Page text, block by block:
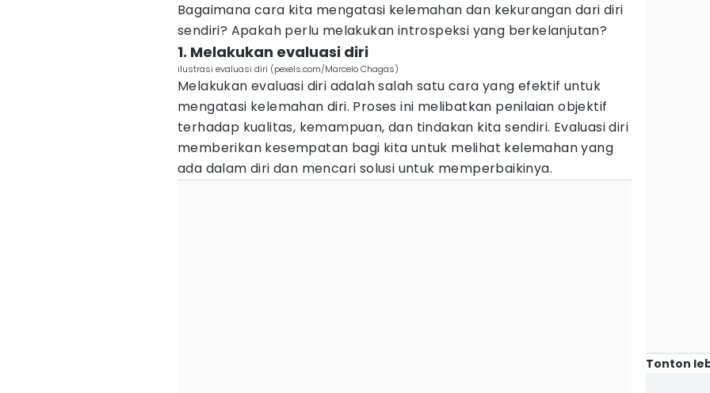
Bagaimana cara kita mengatasi kelemahan dan kekurangan dari diri
sendiri? Apakah perlu melakukan introspeksi yang berkelanjutan?
1. Melakukan evaluasi diri
ilustrasi evaluasi diri (pexels.com/Marcelo Chagas)
Melakukan evaluasi diri adalah salah satu cara yang efektif untuk
mengatasi kelemahan diri. Proses ini melibatkan penilaian objektif
terhadap kualitas, kemampuan, dan tindakan kita sendiri. Evaluasi diri
memberikan kesempatan bagi kita untuk melihat kelemahan yang
ada dalam diri dan mencari solusi untuk memperbaikinya.
Tonton